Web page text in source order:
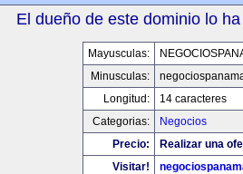
El dueño de este dominio lo
Mayusculas:
Minusculas:
Longitud:
14 caracteres
Categorias:
Negocios
Precio:
Realizar una
Visitar!